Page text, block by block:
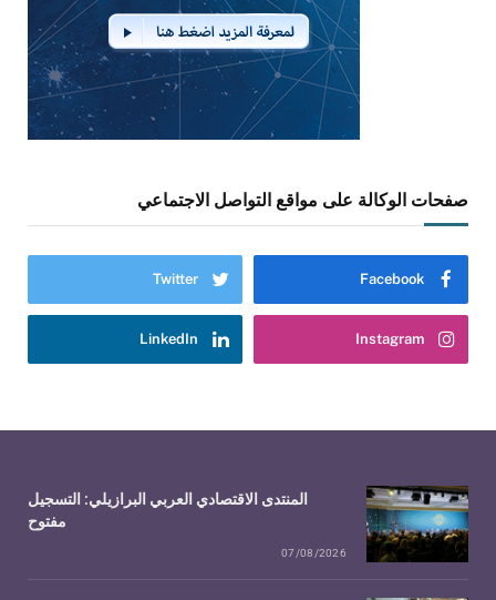
صفحات الوكالة على مواقع التواصل الاجتماعي
Facebook
Twitter
Instagram
LinkedIn
المنتدى الاقتصادي العربي البرازيلي: التسجيل
مفتوح
07/08/2026